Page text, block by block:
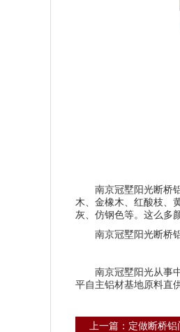
南京冠墅阳光断桥
木、金橡木、红酸枝、
灰、仿钢色等。这么多
南京冠墅阳光断桥
南京冠墅阳光从事
平自主铝材基地原料直
上一篇：定做断桥